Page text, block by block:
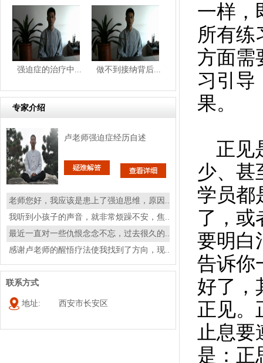
强迫症的治疗中... 做不到接纳背后...
专家介绍
卢老师强迫症经历自述
卢老师，你好，我患有很严重的强迫症，真...
你好卢老师,我是2015年买了你写的书后,领...
老师你好，我女儿由于高中同一个男孩有好...
我是大龄青年（虚岁34），想与隔壁办公室...
老师我的问题是身体强迫，总是一整天24个...
老是强迫自已念一个字，不念心里就焦虑不...
我以前怀疑过我不好，别人就会打哈欠，医...
我听到小孩子的声音，就非常烦躁不安，焦...
最近一直对一些仇恨念念不忘，过去很久的...
感谢卢老师的醒悟疗法使我找到了方向，现...
老师，你好，我感觉强迫症患者的敏感神经...
老师，总是想去知道一些没什么意义的问题...
强迫症不可能一下子好，他是面对烦恼时能...
老师，你好，我现在总是对一些看不惯、让...
联系方式
地址: 西安市长安区
一样，
所有练
方面需
习引导
果。
正见
少、甚
学员都
了，或
要明白
告诉你
好了，
正见。
止息
是：正